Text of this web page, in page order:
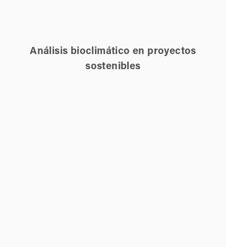
Análisis bioclimático en proyectos
sostenibles